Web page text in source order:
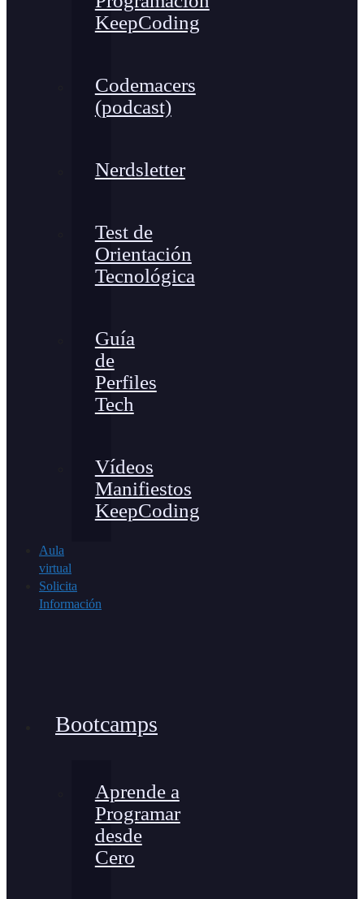
KeepCoding
Codemacers
(podcast)
Nerdsletter
Test de
Orientación
Tecnológica
Guía
de
Perfiles
Tech
Vídeos
Manifiestos
KeepCoding
Aula
virtual
Solicita
Información
Bootcamps
Aprende a
Programar
desde
Cero